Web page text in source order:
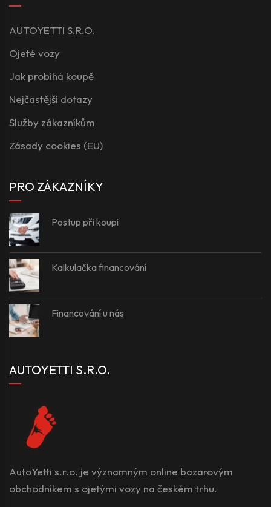
AUTOYETTI S.R.O.
Ojeté vozy
Jak probíhá koupě
Nejčastější dotazy
Služby zákazníkům
Zásady cookies (EU)
PRO ZÁKAZNÍKY
Postup při koupi
Kalkulačka financování
Financování u nás
AUTOYETTI S.R.O.
AutoYetti s.r.o. je významným online bazarovým
obchodníkem s ojetými vozy na českém trhu.